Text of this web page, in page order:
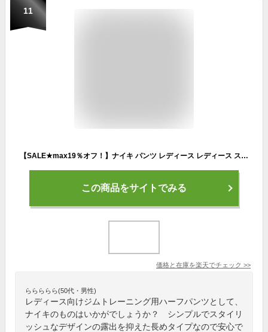
11
【SALE★max19％オフ！】ナイキ パンツ レディース レディース スポーツウェア エッセンシャル ウーブン ショートパンツ NIKE HM6983 ズボン パンツ ボトムス ハーフパンツ ランニング ポケット スポーツ カジュアル シンプル 普段使い ブラック 黒 ブラック 黒|slz|
この商品をサイトでみる
価格と在庫を楽天でチェック >>
ららららら(50代・男性)
レディース向けジムトレーニング用ハーフパンツとして、
ナイキのものはいかがでしょうか？ シンプルでスタイリ
ッシュなデザインの露出を抑えた長めタイプなので安心で